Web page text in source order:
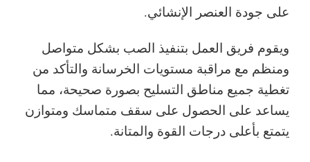
على جودة العنصر الإنشائي.
ويقوم فريق العمل بتنفيذ الصب بشكل متواصل
ومنظم مع مراقبة مستويات الخرسانة والتأكد من
تغطية جميع مناطق التسليح بصورة صحيحة، مما
يساعد على الحصول على سقف متماسك ومتوازن
يتمتع بأعلى درجات القوة والمتانة.